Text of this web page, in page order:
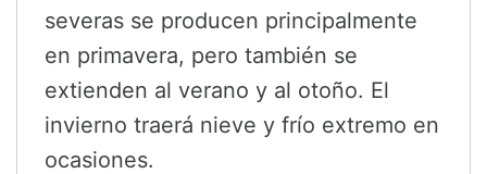
severas se producen principalmente
en primavera, pero también se
extienden al verano y al otoño. El
invierno traerá nieve y frío extremo en
ocasiones.